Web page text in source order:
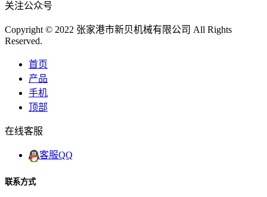
关注公众号
Copyright © 2022 张家港市新贝机械有限公司 All Rights
Reserved.
首页
产品
手机
顶部
在线客服
客服QQ
联系方式